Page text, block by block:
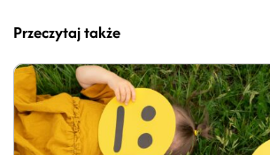
Przeczytaj także